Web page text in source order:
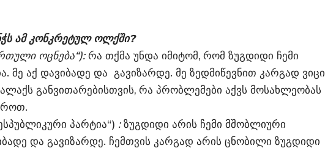
ამ კონკრეტულ ოლქში?
ოცნება“): რა თქმა უნდა იმიტომ, რომ ზუგდიდი ჩემი
მე აქ დავიბადე და გავიზარდე. მე ზედმიწევნით კარგად ვიცი
განვითარებისთვის, რა პრობლემები აქვს მოსახლეობას
პარტია“) :ზუგდიდი არის ჩემი მშობლიური
და გავიზარდე. ჩემთვის კარგად არის ცნობილი ზუგდიდი